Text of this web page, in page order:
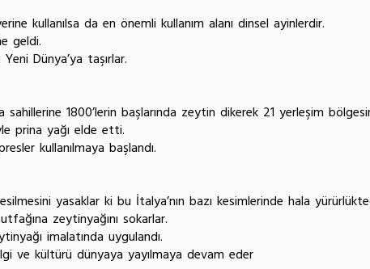
kullanılsa da en önemli kullanım alanı dinsel ayinlerdir.
geldi.
Dünya’ya taşırlar.
1800’lerin başlarında zeytin dikerek 21 yerleşim
prina yağı elde etti.
kullanılmaya başlandı.
yasaklar ki bu İtalya’nın bazı kesimlerinde hala
zeytinyağını sokarlar.
imalatında uygulandı.
ve kültürü dünyaya yayılmaya devam eder